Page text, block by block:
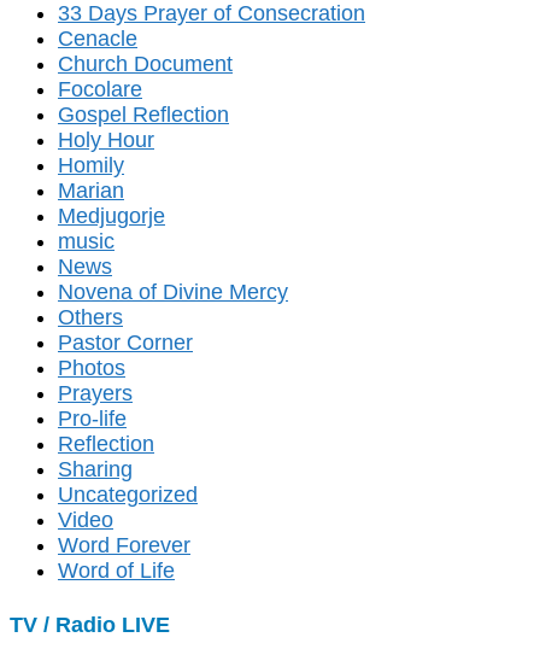
33 Days Prayer of Consecration
Cenacle
Church Document
Focolare
Gospel Reflection
Holy Hour
Homily
Marian
Medjugorje
music
News
Novena of Divine Mercy
Others
Pastor Corner
Photos
Prayers
Pro-life
Reflection
Sharing
Uncategorized
Video
Word Forever
Word of Life
TV / Radio LIVE